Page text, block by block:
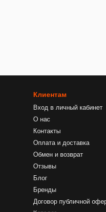
Клиентам
Вход в личный кабинет
О нас
Контакты
Оплата и доставка
Обмен и возврат
Отзывы
Блог
Бренды
Договор публичной